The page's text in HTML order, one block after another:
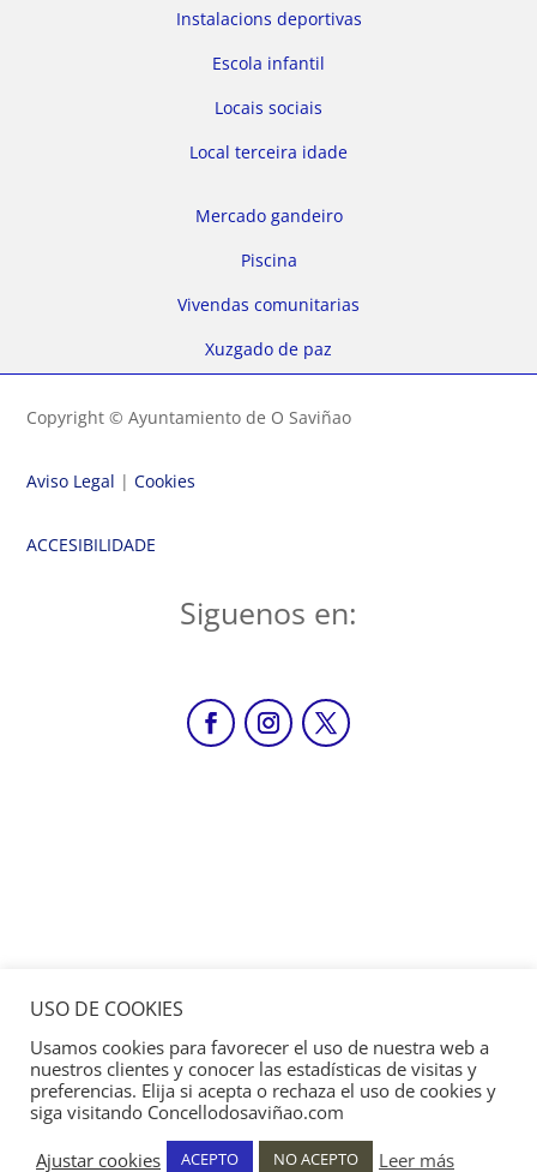
Instalacions deportivas
Escola infantil
Locais sociais
Local terceira idade
Mercado gandeiro
Piscina
Vivendas comunitarias
Xuzgado de paz
Copyright © Ayuntamiento de O Saviñao
Aviso Legal |Cookies
ACCESIBILIDADE
Siguenos en:
USO DE COOKIES
Usamos cookies para favorecer el uso de nuestra web a
nuestros clientes y conocer las estadísticas de visitas y
preferencias. Elija si acepta o rechaza el uso de cookies y
siga visitando Concellodosaviñao.com
Ajustar cookies
ACEPTO NO ACEPTO Leer más